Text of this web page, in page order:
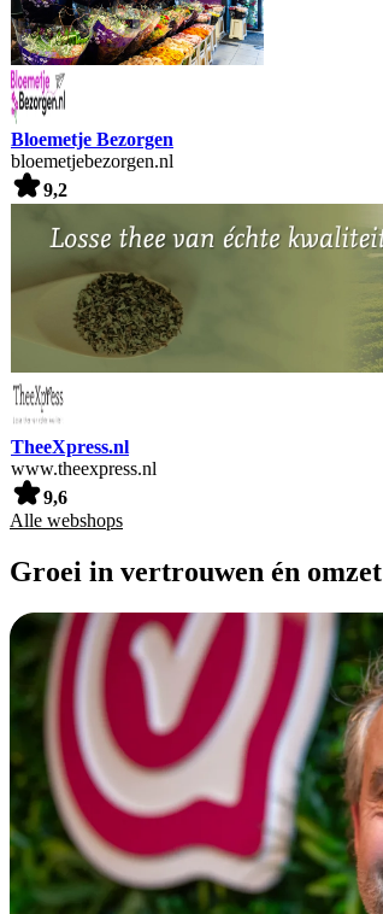
Bloemetje Bezorgen
bloemetjebezorgen.nl
9,2
TheeXpress.nl
www.theexpress.nl
9,6
Alle webshops
Groei in vertrouwen én omzet